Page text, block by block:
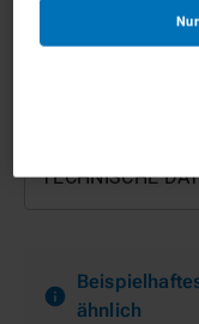
TECHNISCHE
ähnlich